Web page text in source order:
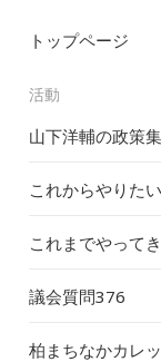
トップページ
活動
山下洋輔の政策
これからやりた
これまでやって
議会質問376
柏まちなかカレ